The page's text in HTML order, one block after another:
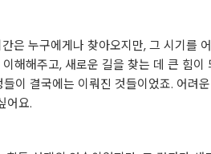
은 누구에게나 찾아오지만, 그 시기를
해해주고, 새로운 길을 찾는 데 큰 힘이
이 결국에는 이뤄진 것들이었죠. 어려
어요.